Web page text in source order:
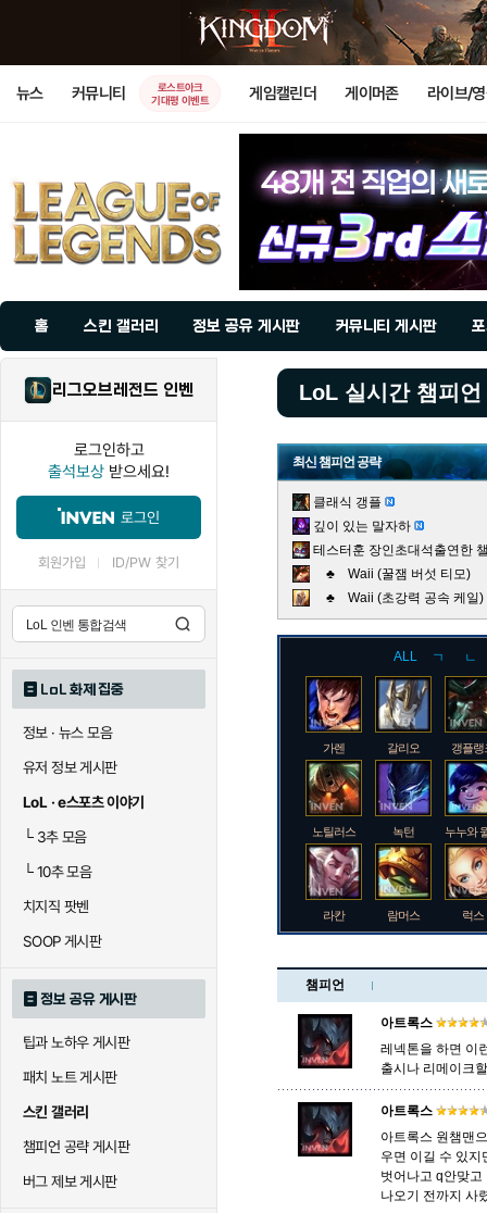
뉴스 커뮤니티
로스트아크
기대평 이벤트
게임캘린더 게이머존 라이브/
홈 스킨 갤러리 정보 공유 게시판 커뮤니티 게시판
리그오브레전드 인벤
로그인하고
출석보상 받으세요!
로그인
회원가입 ID/PW 찾기
LoL 화제 집중
정보 · 뉴스 모음
유저 정보 게시판
LoL · e스포츠 이야기
└3추 모음
└10추 모음
치지직 팟벤
SOOP 게시판
정보 공유 게시판
팁과 노하우 게시판
패치 노트 게시판
스킨 갤러리
챔피언 공략 게시판
버그 제보 게시판
LoL 실시간 챔피언
최신 챔피언 공략
클래식 갱플
깊이 있는 말자하
테스터훈 장인초대석출연한
♣ Waii (꿀잼 버섯 티모)
♣ Waii (초강력 공속 케
ALL ㄱ ㄴ
가렌 갈리오 갱플랭
노틸러스 녹턴 누누와
라칸 람머스 럭스
베이가 베인
챔피언
아트록스
레넥톤을 하면 이
출시나 리메이크
아트록스
아트록스 원챔맨
우면 이길 수 있
벗어나고 q안맞
나오기 전까지 사